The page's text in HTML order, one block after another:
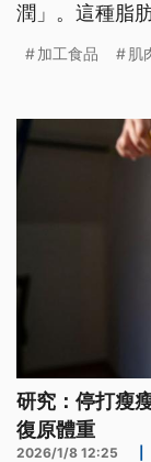
潤」。這種脂
加工食品 肌
研究：停打瘦
復原體重
2026/1/8 12:25